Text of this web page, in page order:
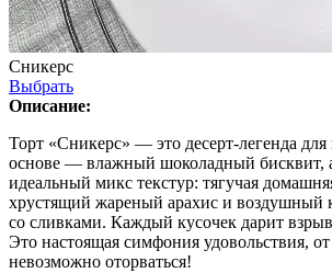
Сникерс
Выбрать
Описание:
Торт «Сникерс» — это десерт-легенда для
основе — влажный шоколадный бисквит,
идеальный микс текстур: тягучая
хрустящий жареный арахис и воздушный
со сливками. Каждый кусочек дарит
Это настоящая симфония удовольствия,
невозможно оторваться!